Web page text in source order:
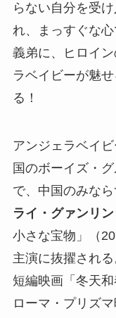
らない自分を受
れ、まっすぐな
義弟に、ヒロイ
ラベイビーが魅
る！
アンジェラベイ
国のボーイズ・
で、中国のみな
ライ・グァンリン
小さな宝物」（
主演に抜擢され
短編映画「冬天
ローマ・プリズ